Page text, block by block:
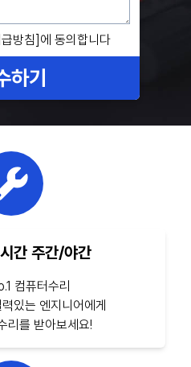
방침] 에 동의합니다
하기
간 주간/야간
컴퓨터수리
있는 엔지니어에게
리를 받아보세요!